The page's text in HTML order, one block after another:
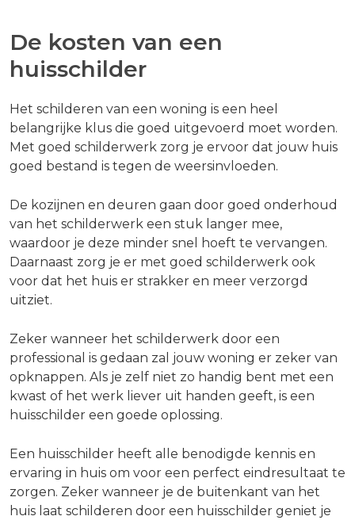
De kosten van een
huisschilder
Het schilderen van een woning is een heel
belangrijke klus die goed uitgevoerd moet worden.
Met goed schilderwerk zorg je ervoor dat jouw huis
goed bestand is tegen de weersinvloeden.
De kozijnen en deuren gaan door goed onderhoud
van het schilderwerk een stuk langer mee,
waardoor je deze minder snel hoeft te vervangen.
Daarnaast zorg je er met goed schilderwerk ook
voor dat het huis er strakker en meer verzorgd
uitziet.
Zeker wanneer het schilderwerk door een
professional is gedaan zal jouw woning er zeker van
opknappen. Als je zelf niet zo handig bent met een
kwast of het werk liever uit handen geeft, is een
huisschilder een goede oplossing.
Een huisschilder heeft alle benodigde kennis en
ervaring in huis om voor een perfect eindresultaat te
zorgen. Zeker wanneer je de buitenkant van het
huis laat schilderen door een huisschilder geniet je